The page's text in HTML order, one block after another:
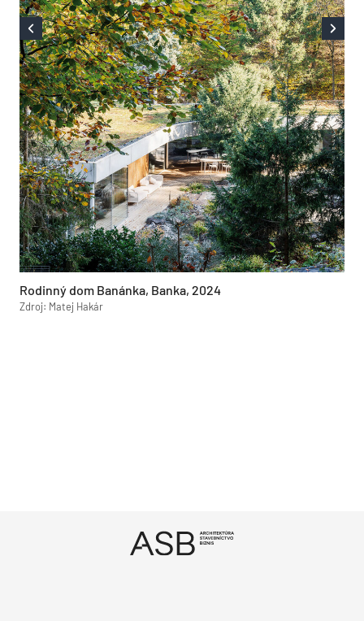
Rodinný dom Banánka, Banka, 2024
Zdroj: Matej Hakár